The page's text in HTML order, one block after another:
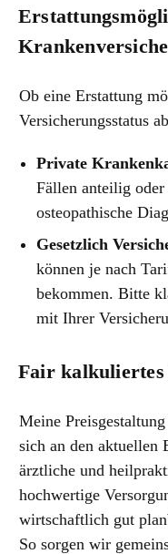
Ob eine Erstattung
Versicherungsstatus
Private
Fällen anteilig
osteopathische
Gesetzlich
können je nach
bekommen. Bitte
mit Ihrer
Fair
Meine
sich an den aktuellen
ärztliche und
hochwertige
wirtschaftlich gut
So sorgen wir